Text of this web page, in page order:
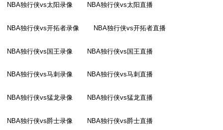
NBA独行侠vs太阳录像 NBA独行侠vs太阳直播
NBA独行侠vs开拓者录像 NBA独行侠vs开拓者直播
NBA独行侠vs国王录像 NBA独行侠vs国王直播
NBA独行侠vs马刺录像 NBA独行侠vs马刺直播
NBA独行侠vs猛龙录像 NBA独行侠vs猛龙直播
NBA独行侠vs爵士录像 NBA独行侠vs爵士直播